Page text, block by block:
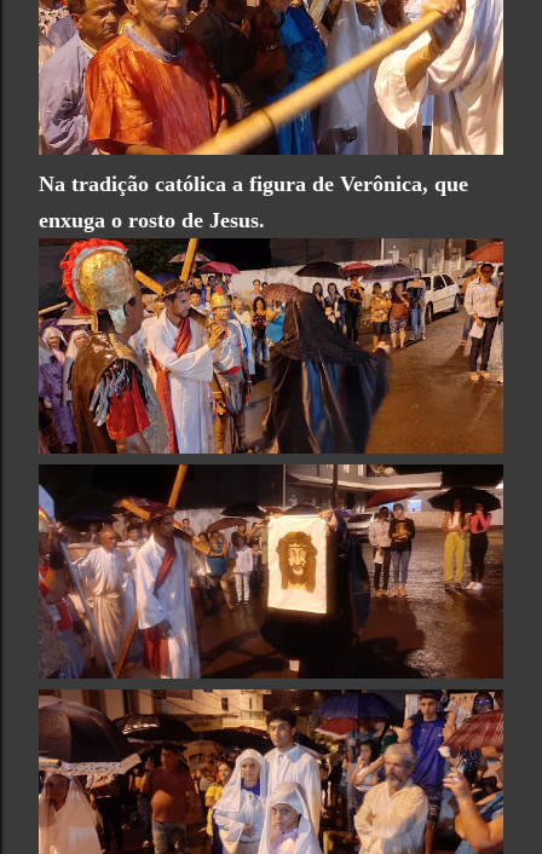
Na tradição católica a figura de Verônica, que
enxuga o rosto de Jesus.